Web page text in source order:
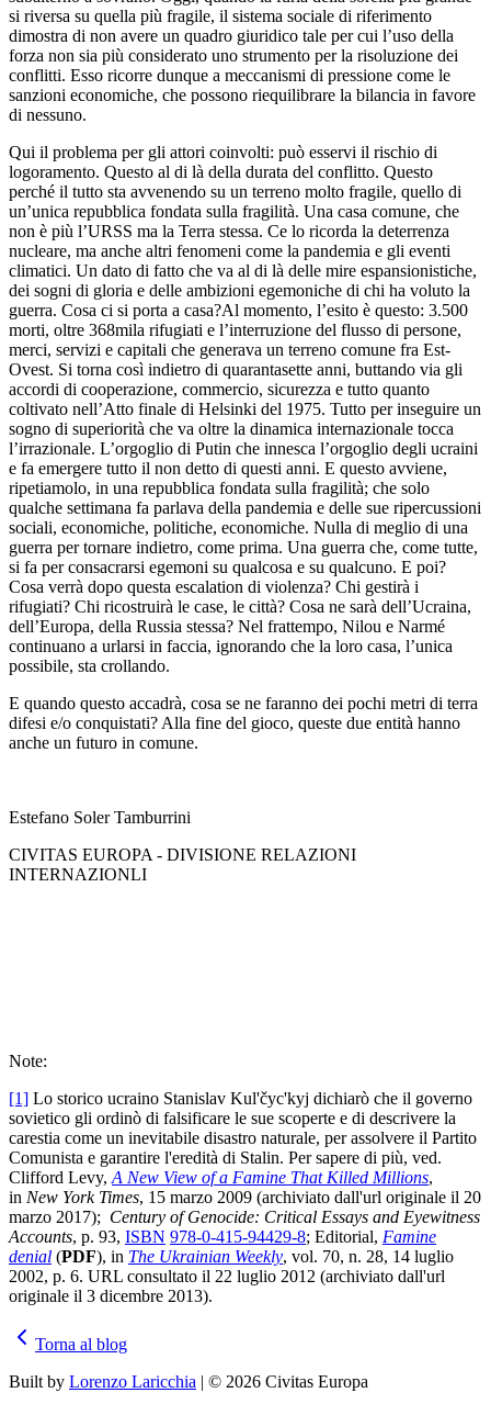
si riversa su quella più fragile, il sistema sociale di riferimento
dimostra di non avere un quadro giuridico tale per cui l’uso della
forza non sia più considerato uno strumento per la risoluzione dei
conflitti. Esso ricorre dunque a meccanismi di pressione come le
sanzioni economiche, che possono riequilibrare la bilancia in favore
di nessuno.
Qui il problema per gli attori coinvolti: può esservi il rischio di
logoramento. Questo al di là della durata del conflitto. Questo
perché il tutto sta avvenendo su un terreno molto fragile, quello di
un’unica repubblica fondata sulla fragilità. Una casa comune, che
non è più l’URSS ma la Terra stessa. Ce lo ricorda la deterrenza
nucleare, ma anche altri fenomeni come la pandemia e gli eventi
climatici. Un dato di fatto che va al di là delle mire espansionistiche,
dei sogni di gloria e delle ambizioni egemoniche di chi ha voluto la
guerra. Cosa ci si porta a casa?Al momento, l’esito è questo: 3.500
morti, oltre 368mila rifugiati e l’interruzione del flusso di persone,
merci, servizi e capitali che generava un terreno comune fra Est-
Ovest. Si torna così indietro di quarantasette anni, buttando via gli
accordi di cooperazione, commercio, sicurezza e tutto quanto
coltivato nell’Atto finale di Helsinki del 1975. Tutto per inseguire un
sogno di superiorità che va oltre la dinamica internazionale tocca
l’irrazionale. L’orgoglio di Putin che innesca l’orgoglio degli ucraini
e fa emergere tutto il non detto di questi anni. E questo avviene,
ripetiamolo, in una repubblica fondata sulla fragilità; che solo
qualche settimana fa parlava della pandemia e delle sue ripercussioni
sociali, economiche, politiche, economiche. Nulla di meglio di una
guerra per tornare indietro, come prima. Una guerra che, come tutte,
si fa per consacrarsi egemoni su qualcosa e su qualcuno. E poi?
Cosa verrà dopo questa escalation di violenza? Chi gestirà i
rifugiati? Chi ricostruirà le case, le città? Cosa ne sarà dell’Ucraina,
dell’Europa, della Russia stessa? Nel frattempo, Nilou e Narmé
continuano a urlarsi in faccia, ignorando che la loro casa, l’unica
possibile, sta crollando.
E quando questo accadrà, cosa se ne faranno dei pochi metri di terra
difesi e/o conquistati? Alla fine del gioco, queste due entità hanno
anche un futuro in comune.
Estefano Soler Tamburrini
CIVITAS EUROPA - DIVISIONE RELAZIONI
INTERNAZIONLI
Note:
[1] Lo storico ucraino Stanislav Kul'čyc'kyj dichiarò che il governo
sovietico gli ordinò di falsificare le sue scoperte e di descrivere la
carestia come un inevitabile disastro naturale, per assolvere il Partito
Comunista e garantire l'eredità di Stalin. Per sapere di più, ved.
Clifford Levy, A New View of a Famine That Killed Millions,
in New York Times, 15 marzo 2009 (archiviato dall'url originale il 20
marzo 2017); Century of Genocide: Critical Essays and Eyewitness
Accounts, p. 93, ISBN 978-0-415-94429-8; Editorial, Famine
denial (PDF), in The Ukrainian Weekly, vol. 70, n. 28, 14 luglio
2002, p. 6. URL consultato il 22 luglio 2012 (archiviato dall'url
originale il 3 dicembre 2013).
Torna al blog
Built by Lorenzo Laricchia | © 2026 Civitas Europa